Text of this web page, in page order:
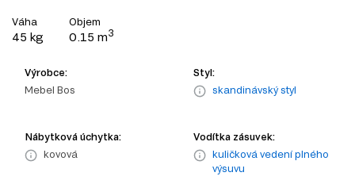
Váha
45 kg
Objem
0.15 m3
Výrobce:
Mebel Bos
Styl:
skandinávský styl
Nábytková úchytka:
kovová
Vodítka zásuvek:
kuličková vedení plného
výsuvu